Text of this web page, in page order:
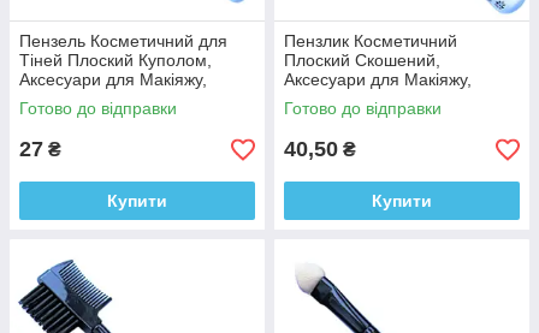
Пензель Косметичний для
Тіней Плоский Куполом,
Аксесуари для Макіяжу,
Пензлі для Обличчя, для
Тіней
Готово до відправки
27 ₴
Купити
Пензлик Косметичний
Плоский Скошений,
Аксесуари для Макіяжу,
Пензлики для Обличчя, для
Тіней
Готово до відправки
40,50 ₴
Купити